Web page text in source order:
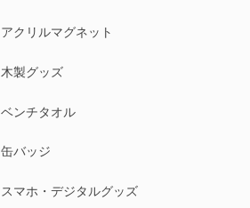
アクリルマグネット
木製グッズ
ベンチタオル
缶バッジ
スマホ・デジタルグッズ